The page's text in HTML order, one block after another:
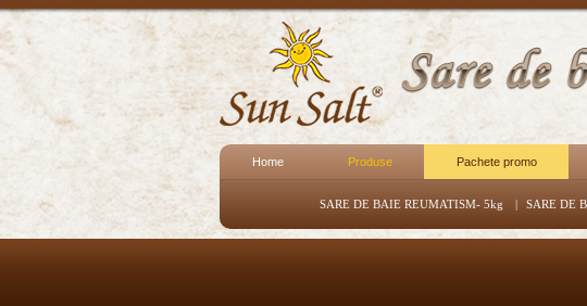
Home Produse Pachete promo
SARE DE BAIE REUMATISM- 5kg | SARE DE